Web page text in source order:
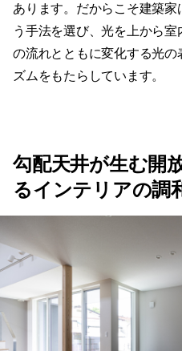
あります。だからこそ建築
う手法を選び、光を上から
の流れとともに変化する光の
ズムをもたらしています。
勾配天井が生む開
るインテリアの調